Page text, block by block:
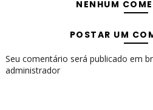
NENHUM
POSTAR UM
Seu comentário será publicado em
administrador